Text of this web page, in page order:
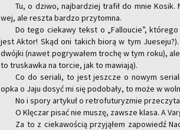
Tu, o dziwo, naj­bar­dziej tra­fił do mnie
wej, ale resz­ta bar­dzo przy­tom­na.
Do tego cie­ka­wy tekst o „Fal­lo­ucie”,
jest Aktor! Skąd oni ta­kich biorą w tym
dwój­ki (nawet po­gry­wa­łem tro­chę w tym roku),
to tru­skaw­ka na tor­cie, jak to ma­wia­ją).
Co do se­ria­li, to jest jesz­cze o nowym
opka o Jaju dosyć mi się po­do­ba­ły, to może w
No i spory ar­ty­kuł o re­tro­fu­tu­ry­zmie
O Klę­czar pisać nie muszę, za­wsze klasa. A
Za to z cie­ka­wo­ścią przy­ją­łem za­po­wiedź